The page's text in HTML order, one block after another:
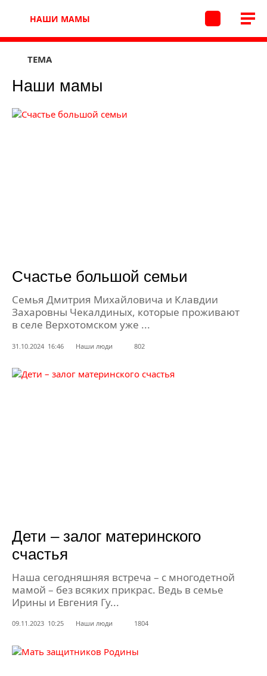
НАШИ МАМЫ
ТЕМА
Наши мамы
Счастье большой семьи
Семья Дмитрия Михайловича и Клавдии
Захаровны Чекалдиных, которые проживают
в селе Верхотомском уже ...
31.10.2024 16:46 Наши люди 802
Дети – залог материнского
счастья
Наша сегодняшняя встреча – с многодетной
мамой – без всяких прикрас. Ведь в семье
Ирины и Евгения Гу...
09.11.2023 10:25 Наши люди 1804